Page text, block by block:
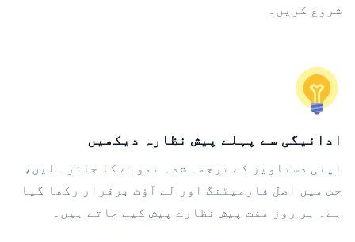
شروع کریں۔
ادائیگی سے پہلے پیش نظارہ دیکھیں
اپنی دستاویز کے ترجمہ شدہ نمونے کا جائزہ لیں،
جس میں اصل فارمیٹنگ اور لے آؤٹ برقرار رکھا گیا
ہے۔ ہر روز مفت پیش نظارے پیش کیے جاتے ہیں۔